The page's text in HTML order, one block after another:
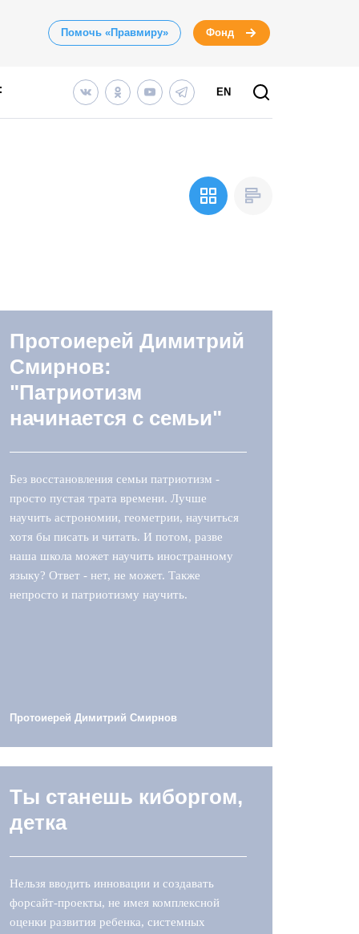
Помочь «Правмиру» Фонд
EN
Протоиерей Димитрий
Смирнов:
"Патриотизм
начинается с семьи"
Без восстановления семьи патриотизм -
просто пустая трата времени. Лучше
научить астрономии, геометрии, научиться
хотя бы писать и читать. И потом, разве
наша школа может научить иностранному
языку? Ответ - нет, не может. Также
непросто и патриотизму научить.
Протоиерей Димитрий Смирнов
Ты станешь киборгом,
детка
Нельзя вводить инновации и создавать
форсайт-проекты, не имея комплексной
оценки развития ребенка, системных